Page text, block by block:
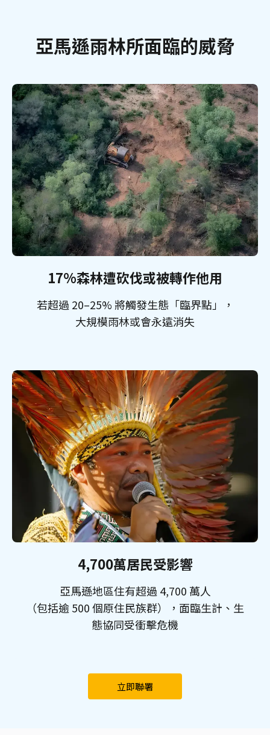
亞馬遜雨林所面臨的威脅
17%森林遭砍伐或被轉作他用
若超過 20–25% 將觸發生態「臨界點」，
大規模雨林或會永遠消失
4,700萬居民受影響
亞馬遜地區住有超過 4,700 萬人
（包括逾 500 個原住民族群），面臨生計、生
態協同受衝擊危機
立即聯署